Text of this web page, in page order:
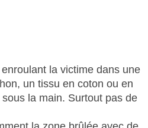
la victime dans une
un tissu en coton ou en
la main. Surtout pas de